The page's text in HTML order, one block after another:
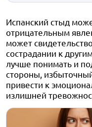
Испанский стыд
отрицательным
может
сострадании к
лучше понимать и
стороны,
привести к
излишней